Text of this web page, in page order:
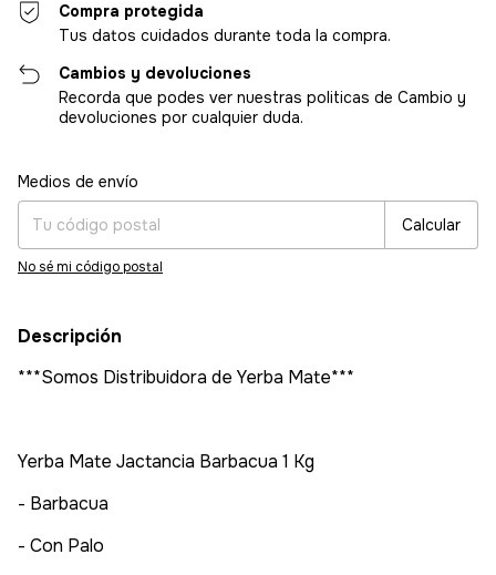
Compra protegida
Tus datos cuidados durante toda la compra.
Cambios y devoluciones
Recorda que podes ver nuestras politicas de Cambio y
devoluciones por cualquier duda.
Entregas para el CP:
Medios de envío
Calcular
No sé mi código postal
Descripción
***Somos Distribuidora de Yerba Mate***
Yerba Mate Jactancia Barbacua 1 Kg
- Barbacua
- Con Palo